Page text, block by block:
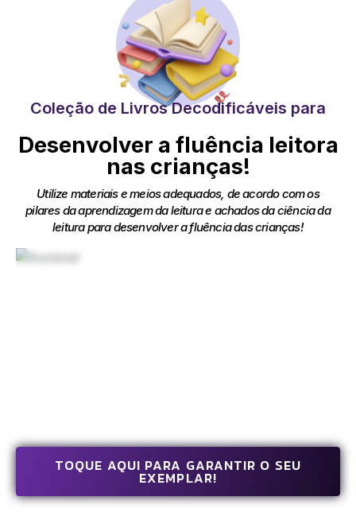
Coleção de Livros Decodificáveis para
Desenvolver a fluência leitora
nas crianças!
Utilize materiais e meios adequados, de acordo com os
pilares da aprendizagem da leitura e achados da ciência da
leitura para desenvolver a fluência das crianças!
TOQUE AQUI PARA GARANTIR O SEU
EXEMPLAR!